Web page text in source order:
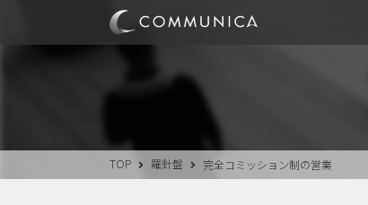
TOP 羅針盤 完全コミッション制の営業